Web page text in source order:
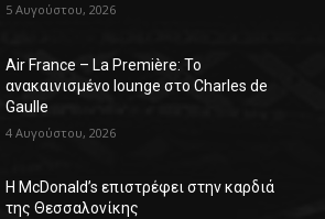
5 Αυγούστου, 2026
Air France – La Première: Το
ανακαινισμένο lounge στο Charles de
Gaulle
4 Αυγούστου, 2026
Η McDonald’s επιστρέφει στην καρδιά
της Θεσσαλονίκης